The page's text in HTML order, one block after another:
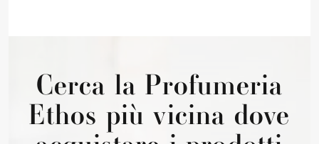
Cerca la Profumeria
Ethos più vicina dove